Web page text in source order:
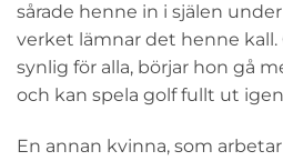
sårade henne in i själen
verket lämnar det henne
synlig för alla, börjar hon gå
och kan spela golf fullt ut
En annan kvinna, som